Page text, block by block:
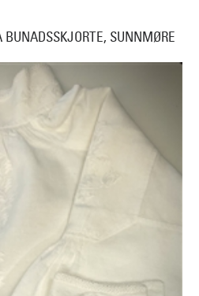
BUNADSSKJORTE, SUNNMØRE